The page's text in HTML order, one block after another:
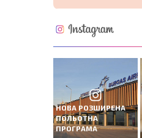
НОВА РОЗШИРЕНА
ПОЛЬОТНА
ПРОГРАМА